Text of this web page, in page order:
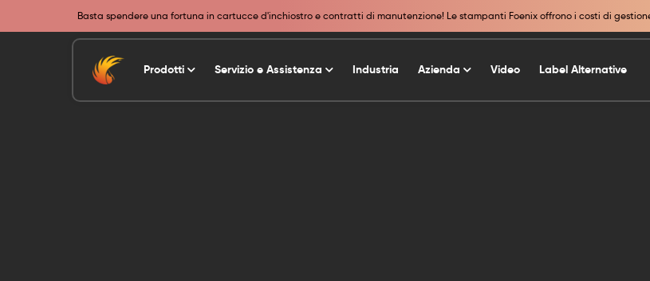
Basta spendere una fortuna in cartucce d'inchiostro e contratti di manutenzione! Le stampanti Foenix offrono i costi di
Prodotti Servizio e Assistenza Industria Azienda Video Label Alternative